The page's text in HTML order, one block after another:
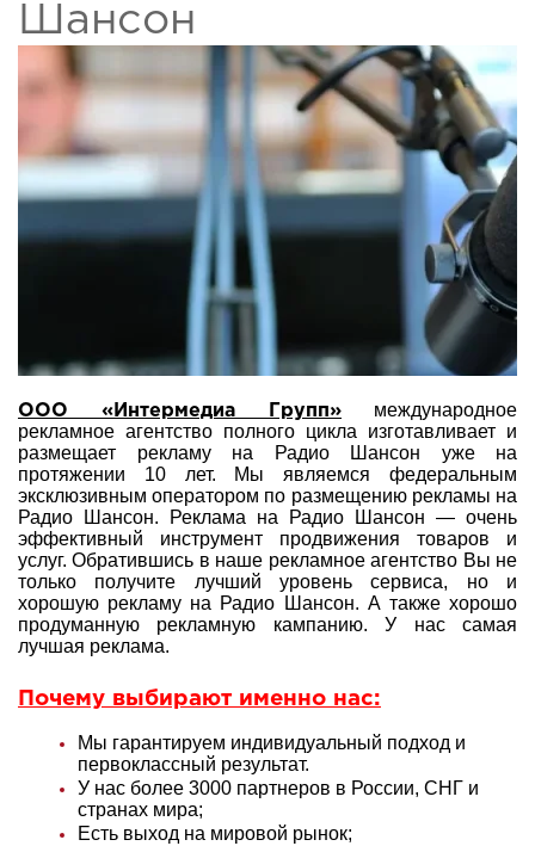
Шансон
ООО «Интермедиа Групп» международное
рекламное агентство полного цикла изготавливает и
размещает рекламу на Радио Шансон уже на
протяжении 10 лет. Мы являемся федеральным
эксклюзивным оператором по размещению рекламы на
Радио Шансон. Реклама на Радио Шансон — очень
эффективный инструмент продвижения товаров и
услуг. Обратившись в наше рекламное агентство Вы не
только получите лучший уровень сервиса, но и
хорошую рекламу на Радио Шансон. А также хорошо
продуманную рекламную кампанию. У нас самая
лучшая реклама.
Почему выбирают именно нас:
Мы гарантируем индивидуальный подход и
первоклассный результат.
У нас более 3000 партнеров в России, СНГ и
странах мира;
Есть выход на мировой рынок;